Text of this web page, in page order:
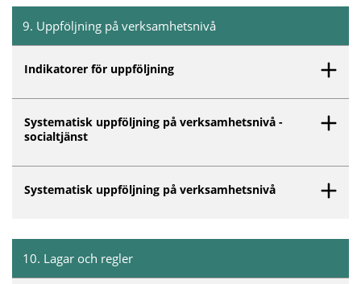
9. Uppföljning på verksamhetsnivå
Indikatorer för uppföljning
Systematisk uppföljning på verksamhetsnivå -
socialtjänst
Systematisk uppföljning på verksamhetsnivå
10. Lagar och regler